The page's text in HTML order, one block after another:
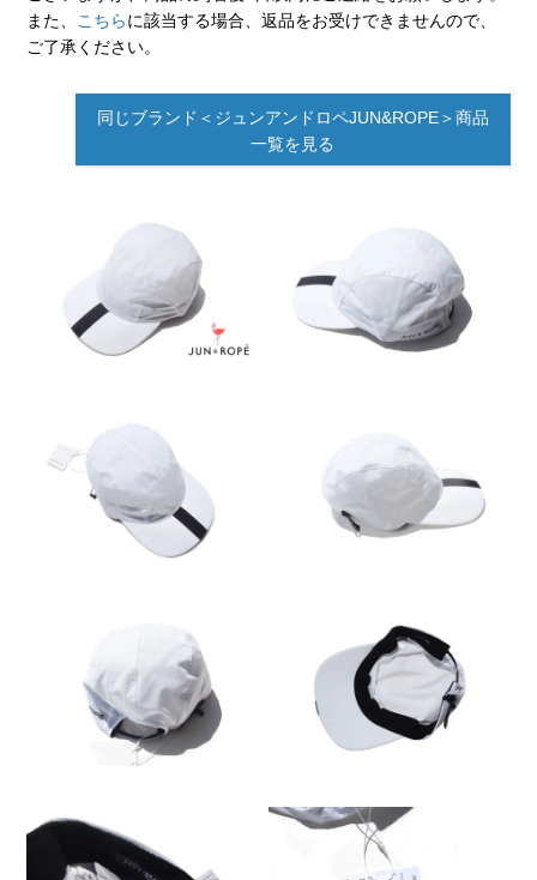
また、 こちらに該当する場合、返品をお受けできませんので、
ご了承ください。
同じブランド＜ジュンアンドロペJUN&ROPE＞商品
一覧を見る